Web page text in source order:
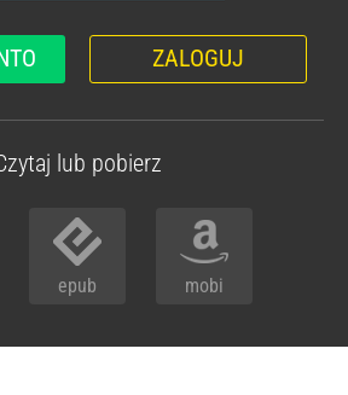
ZALOGUJ
lub pobierz
epub mobi